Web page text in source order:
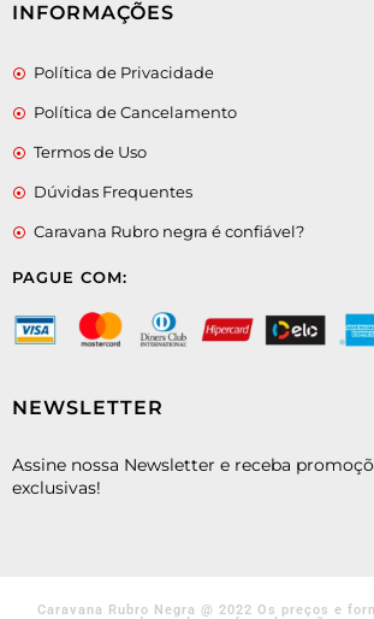
INFORMAÇÕES
Política de Privacidade
Política de Cancelamento
Termos de Uso
Dúvidas Frequentes
Caravana Rubro negra é confiável?
PAGUE COM:
NEWSLETTER
Assine nossa Newsletter e receba
exclusivas!
Caravana Rubro Negra @ 2022 Os preços e